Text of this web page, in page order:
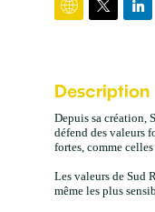
Description
Depuis sa création,
défend des valeurs
fortes, comme
Les valeurs de Sud
même les plus